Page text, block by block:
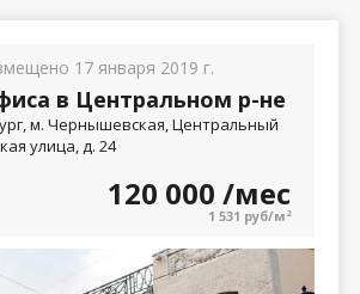
17 января 2019 г.
в Центральном р-не
м. Чернышевская, Центральный
улица, д. 24
120 000 /мес
1 531 руб/м 2